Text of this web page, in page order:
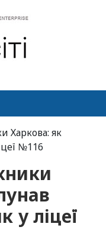
Харкова: як
№116
у ліцеї